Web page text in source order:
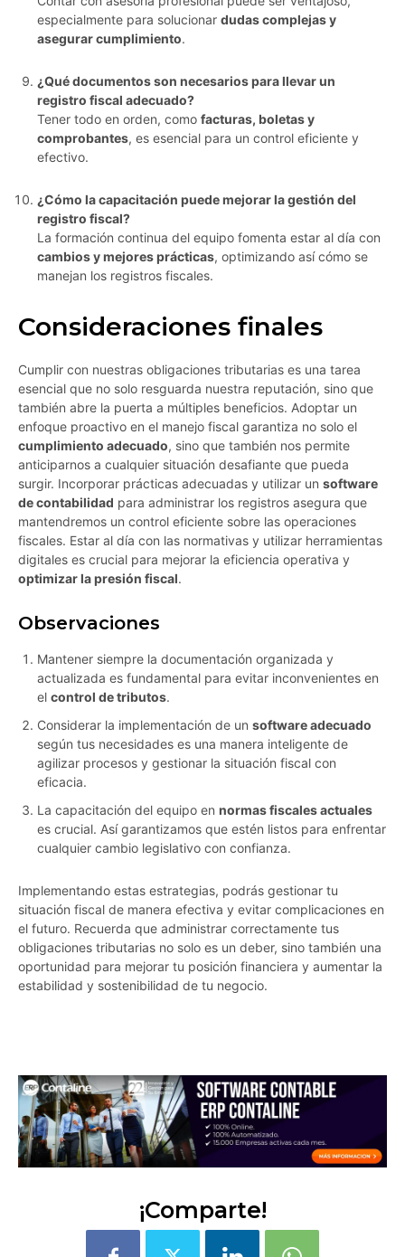
especialmente para solucionar dudas complejas y
asegurar cumplimiento.
¿Qué documentos son necesarios para llevar un
registro fiscal adecuado?
Tener todo en orden, como facturas, boletas y
comprobantes, es esencial para un control eficiente y
efectivo.
¿Cómo la capacitación puede mejorar la gestión del
registro fiscal?
La formación continua del equipo fomenta estar al día con
cambios y mejores prácticas, optimizando así cómo se
manejan los registros fiscales.
Consideraciones finales
Cumplir con nuestras obligaciones tributarias es una tarea
esencial que no solo resguarda nuestra reputación, sino que
también abre la puerta a múltiples beneficios. Adoptar un
enfoque proactivo en el manejo fiscal garantiza no solo el
cumplimiento adecuado, sino que también nos permite
anticiparnos a cualquier situación desafiante que pueda
surgir. Incorporar prácticas adecuadas y utilizar un software
de contabilidad para administrar los registros asegura que
mantendremos un control eficiente sobre las operaciones
fiscales. Estar al día con las normativas y utilizar herramientas
digitales es crucial para mejorar la eficiencia operativa y
optimizar la presión fiscal.
Observaciones
Mantener siempre la documentación organizada y
actualizada es fundamental para evitar inconvenientes en
el control de tributos.
Considerar la implementación de un software adecuado
según tus necesidades es una manera inteligente de
agilizar procesos y gestionar la situación fiscal con
eficacia.
La capacitación del equipo en normas fiscales actuales
es crucial. Así garantizamos que estén listos para enfrentar
cualquier cambio legislativo con confianza.
Implementando estas estrategias, podrás gestionar tu
situación fiscal de manera efectiva y evitar complicaciones en
el futuro. Recuerda que administrar correctamente tus
obligaciones tributarias no solo es un deber, sino también una
oportunidad para mejorar tu posición financiera y aumentar la
estabilidad y sostenibilidad de tu negocio.
¡Comparte!